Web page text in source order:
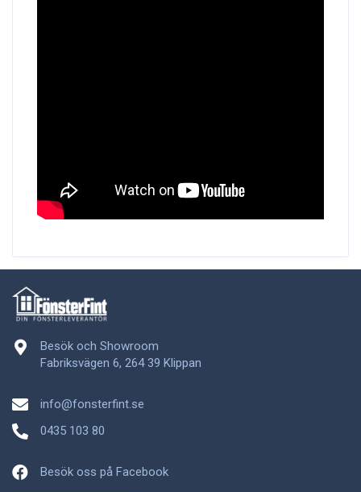
Besök och Showroom
Fabriksvägen 6, 264 39 Klippan
info@fonsterfint.se
0435 103 80
Besök oss på Facebook